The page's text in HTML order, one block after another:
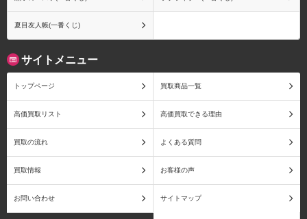
夏目友人帳(一番くじ)
サイトメニュー
トップページ 買取商品一覧
高価買取リスト 高価買取できる理由
買取の流れ よくある質問
買取情報 お客様の声
お問い合わせ サイトマップ